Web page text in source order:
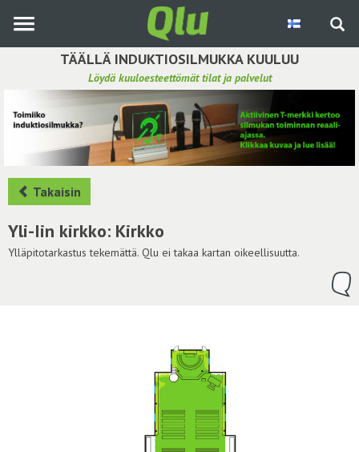
pääsisältöön
TÄÄLLÄ INDUKTIOSILMUKKA KUULUU
Löydä kuuloesteettömät tilat ja palvelut
Etsi induktiosilmukka
Tee ehdotus ja vaikuta kuulemiskokemukseen
Hae ehdotuksia
Käyttöohje
Yhteydenottopyyntö
Takaisin
Yli-Iin kirkko: Kirkko
Ylläpitotarkastus tekemättä. Qlu ei takaa kartan oikeellisuutta.